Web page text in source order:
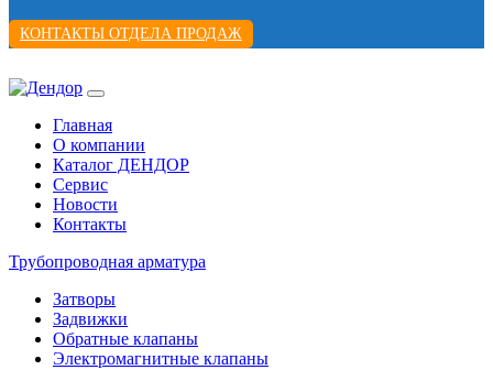
КОНТАКТЫ ОТДЕЛА ПРОДАЖ
Главная
О компании
Каталог ДЕНДОР
Сервис
Новости
Контакты
Трубопроводная арматура
Затворы
Задвижки
Обратные клапаны
Электромагнитные клапаны